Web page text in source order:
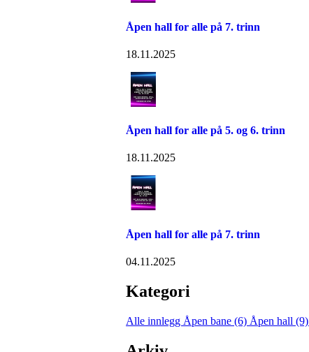
Åpen hall for alle på 7. trinn
18.11.2025
Åpen hall for alle på 5. og 6. trinn
18.11.2025
Åpen hall for alle på 7. trinn
04.11.2025
Kategori
Alle innlegg Åpen bane (6) Åpen hall (9)